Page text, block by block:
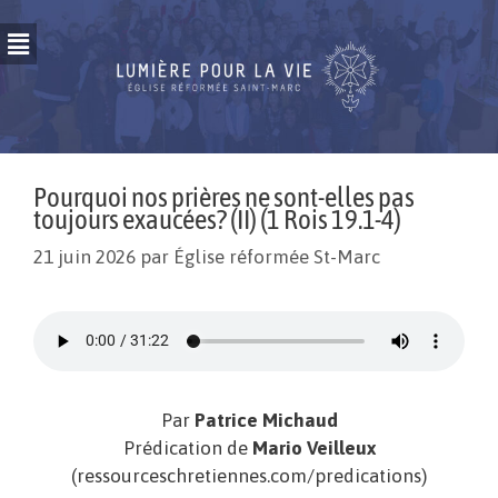
Pourquoi nos prières ne sont-elles pas
toujours exaucées? (II) (1 Rois 19.1-4)
21 juin 2026 par Église réformée St-Marc
Par Patrice Michaud
Prédication de Mario Veilleux
(ressourceschretiennes.com/predications)